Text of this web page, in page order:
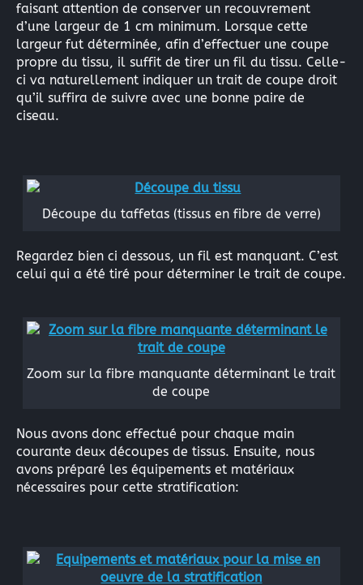
faisant attention de conserver un recouvrement
d’une largeur de 1 cm minimum. Lorsque cette
largeur fut déterminée, afin d’effectuer une coupe
propre du tissu, il suffit de tirer un fil du tissu. Celle-
ci va naturellement indiquer un trait de coupe droit
qu’il suffira de suivre avec une bonne paire de
ciseau.
Découpe du taffetas (tissus en fibre de verre)
Regardez bien ci dessous, un fil est manquant. C’est
celui qui a été tiré pour déterminer le trait de coupe.
Zoom sur la fibre manquante déterminant le trait
de coupe
Nous avons donc effectué pour chaque main
courante deux découpes de tissus. Ensuite, nous
avons préparé les équipements et matériaux
nécessaires pour cette stratification: